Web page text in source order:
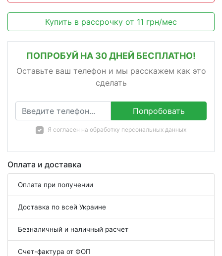
Купить в рассрочку от 11 грн/мес
ПОПРОБУЙ НА 30 ДНЕЙ БЕСПЛАТНО!
Оставьте ваш телефон и мы расскажем как это
сделать
Попробовать
Я согласен на обработку персональных данных
Оплата и доставка
Оплата при получении
Доставка по всей Украине
Безналичный и наличный расчет
Счет-фактура от ФОП